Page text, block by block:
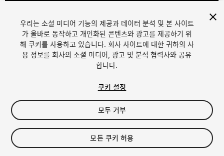
1/13
$12.99
세금/부가세는 결제 시 반영됩니다.
우리는 소셜 미디어 기능의 제공과 데이터 분석 및 본 사이트
가 올바로 동작하고 개인화된 콘텐츠와 광고를 제공하기 위
해 쿠키를 사용하고 있습니다. 회사 사이트에 대한 귀하의 사
용 정보를 회사의 소셜 미디어, 광고 및 분석 협력사와 공유
합니다.
쿠키 설정
모두 거부
모든 쿠키 허용